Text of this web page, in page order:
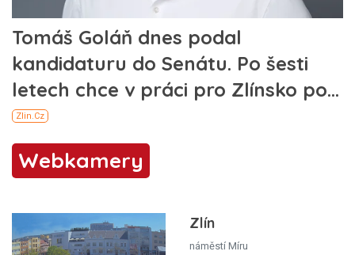
Webkamery
Zlín
náměstí Míru